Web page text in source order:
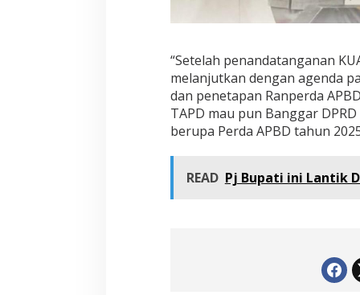
“Setelah penandatanganan
melanjutkan dengan agenda
dan penetapan Ranperda
TAPD mau pun Banggar
berupa Perda APBD tahun
READ Pj Bupati ini Lantik